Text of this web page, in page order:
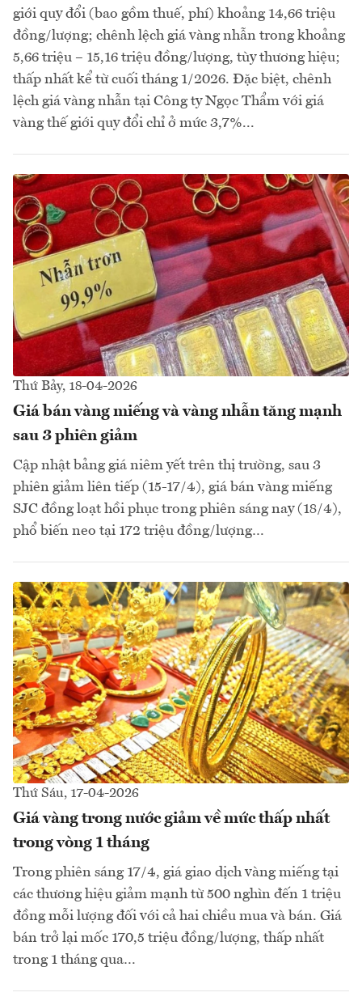
giới quy đổi (bao gồm thuế, phí) khoảng 14,66 triệu
đồng/lượng; chênh lệch giá vàng nhẫn trong khoảng
5,66 triệu – 15,16 triệu đồng/lượng, tùy thương hiệu;
thấp nhất kể từ cuối tháng 1/2026. Đặc biệt, chênh
lệch giá vàng nhẫn tại Công ty Ngọc Thẩm với giá
vàng thế giới quy đổi chỉ ở mức 3,7%...
Thứ Bảy, 18-04-2026
Giá bán vàng miếng và vàng nhẫn tăng mạnh
sau 3 phiên giảm
Cập nhật bảng giá niêm yết trên thị trường, sau 3
phiên giảm liên tiếp (15-17/4), giá bán vàng miếng
SJC đồng loạt hồi phục trong phiên sáng nay (18/4),
phổ biến neo tại 172 triệu đồng/lượng…
Thứ Sáu, 17-04-2026
Giá vàng trong nước giảm về mức thấp nhất
trong vòng 1 tháng
Trong phiên sáng 17/4, giá giao dịch vàng miếng tại
các thương hiệu giảm mạnh từ 500 nghìn đến 1 triệu
đồng mỗi lượng đối với cả hai chiều mua và bán. Giá
bán trở lại mốc 170,5 triệu đồng/lượng, thấp nhất
trong 1 tháng qua…